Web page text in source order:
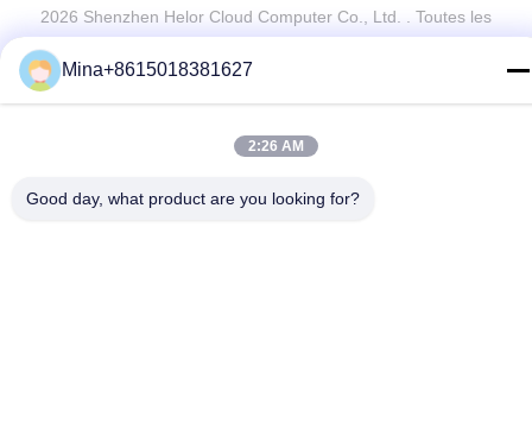
2026 Shenzhen Helor Cloud Computer Co., Ltd. . Toutes les
Mina+8615018381627
2:26 AM
Good day, what product are you looking for?